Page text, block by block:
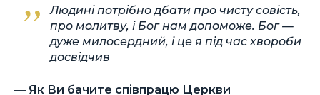
Людині потрібно дбати про чисту совість,
про молитву, і Бог нам допоможе. Бог —
дуже милосердний, і це я під час хвороби
досвідчив
— Як Ви бачите співпрацю Церкви